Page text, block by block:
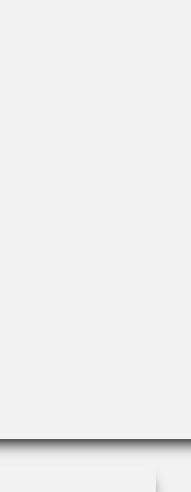
P30 rund 51 mm